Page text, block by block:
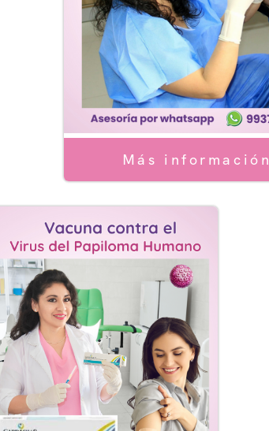
Más información